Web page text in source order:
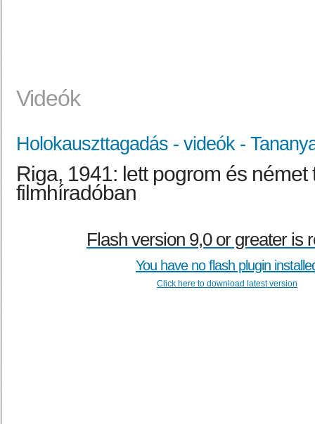
Videók
Holokauszttagadás - videók -
Riga, 1941: lett pogrom és német
filmhíradóban
Flash version 9,0 or greater is
You have no flash plugin
Click here to download latest version